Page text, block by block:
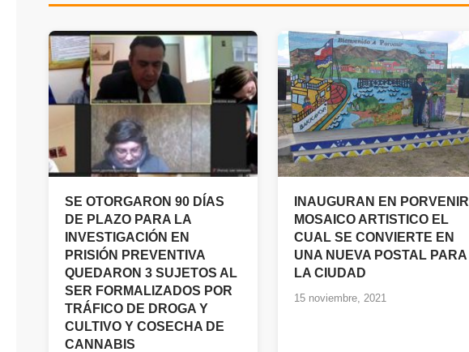
SE OTORGARON 90 DÍAS
DE PLAZO PARA LA
INVESTIGACIÓN EN
PRISIÓN PREVENTIVA
QUEDARON 3 SUJETOS AL
SER FORMALIZADOS POR
TRÁFICO DE DROGA Y
CULTIVO Y COSECHA DE
CANNABIS
INAUGURAN EN PORVENIR
MOSAICO ARTISTICO EL
CUAL SE CONVIERTE EN
UNA NUEVA POSTAL PARA
LA CIUDAD
15 noviembre, 2021